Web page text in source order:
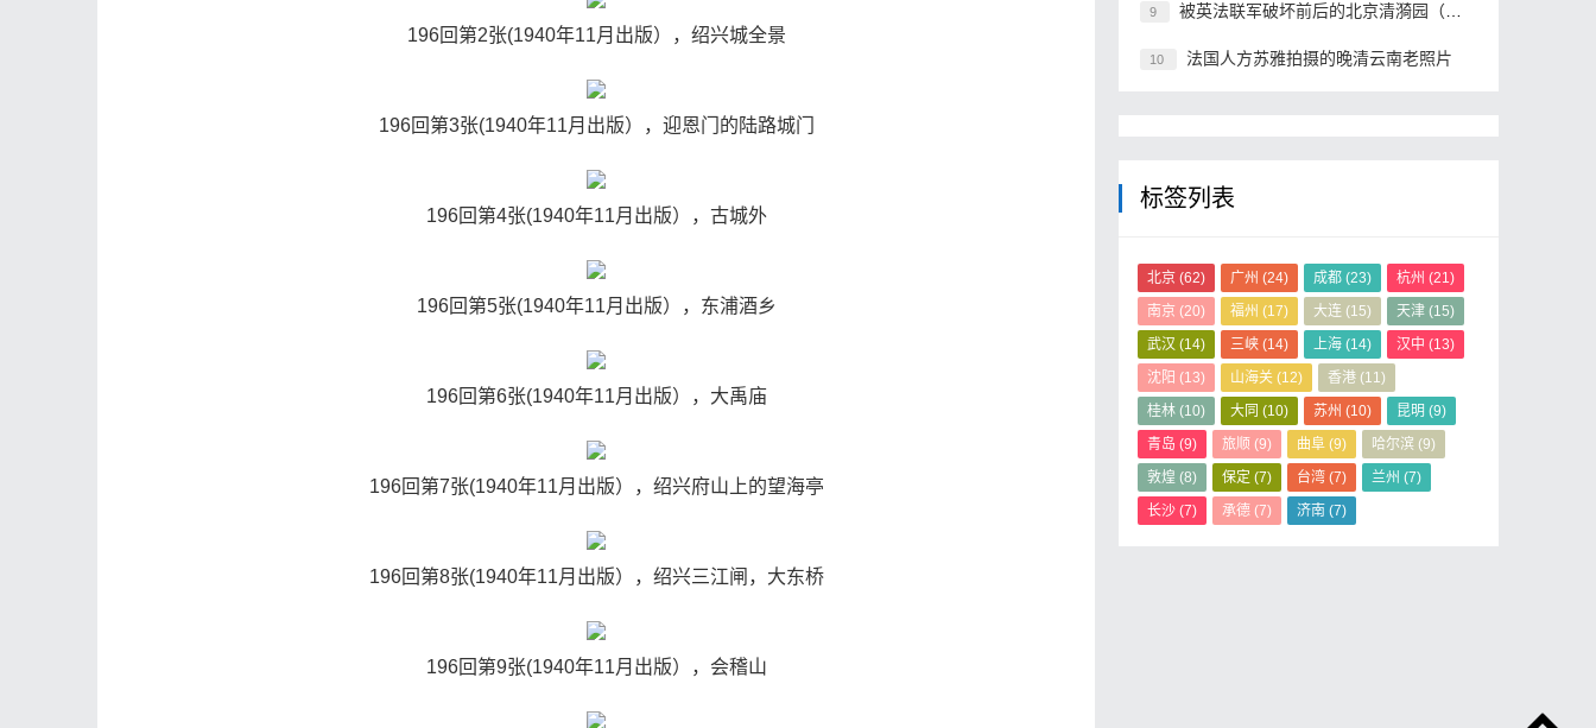
196回第2张(1940年11月出版），绍兴城全景
196回第3张(1940年11月出版），迎恩门的陆路城门
196回第4张(1940年11月出版），古城外
196回第5张(1940年11月出版），东浦酒乡
196回第6张(1940年11月出版），大禹庙
196回第7张(1940年11月出版），绍兴府山上的望海亭
196回第8张(1940年11月出版），绍兴三江闸，大东桥
196回第9张(1940年11月出版），会稽山
9 被英法联军破坏前后的北京清漪园（一）
10 法国人方苏雅拍摄的晚清云南老照片
标签列表
北京 (62) 广州 (24) 成都 (23) 杭州 (21)
南京 (20) 福州 (17) 大连 (15) 天津 (15)
武汉 (14) 三峡 (14) 上海 (14) 汉中 (13)
沈阳 (13) 山海关 (12) 香港 (11)
桂林 (10) 大同 (10) 苏州 (10) 昆明 (9)
青岛 (9) 旅顺 (9) 曲阜 (9) 哈尔滨 (9)
敦煌 (8) 保定 (7) 台湾 (7) 兰州 (7)
长沙 (7) 承德 (7) 济南 (7)